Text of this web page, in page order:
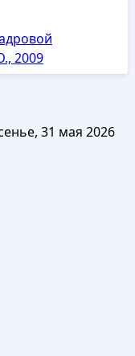
2009
31 мая 2026